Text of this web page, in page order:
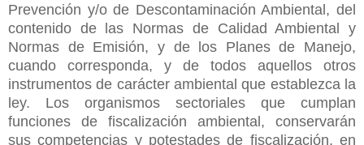
Prevención y/o de Descontaminación Ambiental, del
contenido de las Normas de Calidad Ambiental y
Normas de Emisión, y de los Planes de Manejo,
cuando corresponda, y de todos aquellos otros
instrumentos de carácter ambiental que establezca la
ley. Los organismos sectoriales que cumplan
funciones de fiscalización ambiental, conservarán
sus competencias y potestades de fiscalización, en